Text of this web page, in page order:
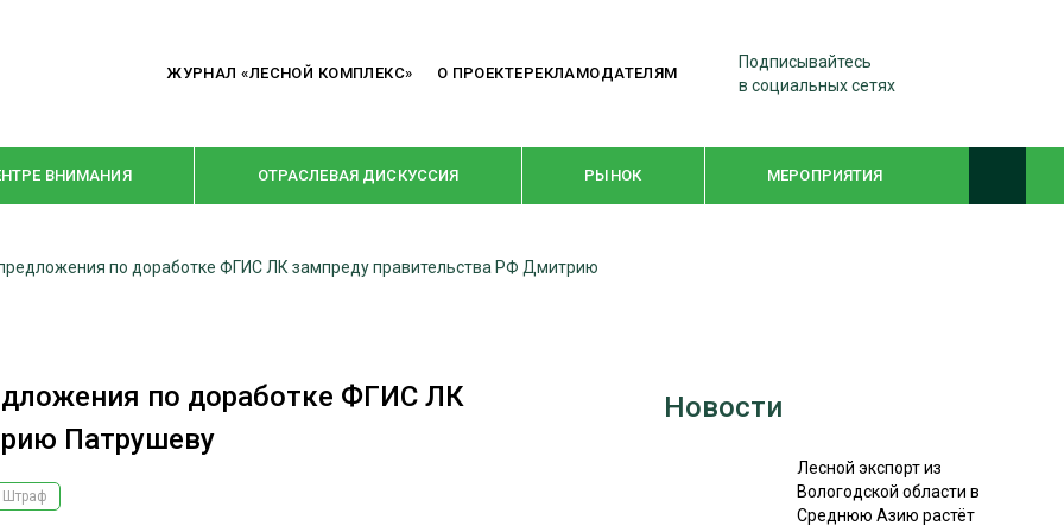
ЖУРНАЛ «ЛЕСНОЙ КОМПЛЕКС» О ПРОЕКТЕРЕКЛАМОДАТЕЛЯМ
Подписывайтесь
в социальных сетях
ВНИМАНИЯ ОТРАСЛЕВАЯ ДИСКУССИЯ РЫНОК МЕРОПРИЯТИЯ
ДОМОСТРОЕНИЕ
РУБРИКИ
по доработке ФГИС ЛК зампреду правительства РФ Дмитрию
по доработке ФГИС ЛК
Патрушеву
Штраф
Новости
Лесной экспорт из
Вологодской области в
Среднюю Азию растёт